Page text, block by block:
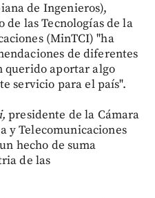
de Ingenieros),
las Tecnologías de la
(MinTCI) "ha
de diferentes
querido aportar algo
servicio para el país".
presidente de la Cámara
y Telecomunicaciones
hecho de suma
de las